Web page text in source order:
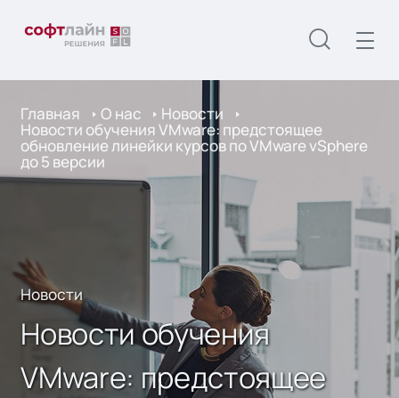
Главная О нас Новости
Новости обучения VMware: предстоящее
обновление линейки курсов по VMware vSphere
до 5 версии
Новости
Новости обучения
VMware: предстоящее